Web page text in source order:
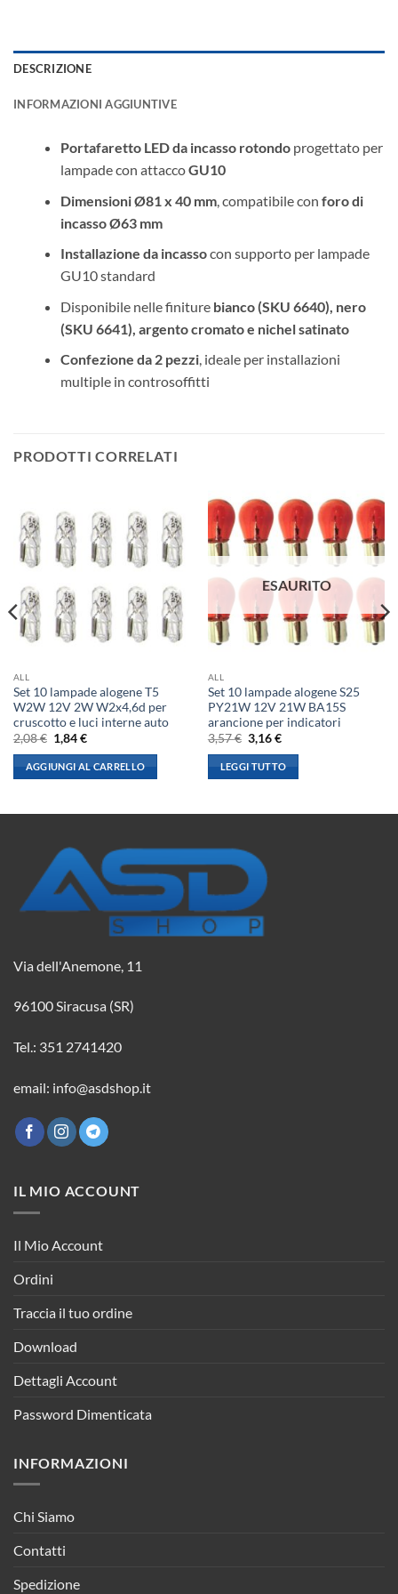
DESCRIZIONE
INFORMAZIONI AGGIUNTIVE
Portafaretto LED da incasso rotondoprogettato per
lampade con attaccoGU10
Dimensioni Ø81 x 40 mm, compatibile con foro di
incasso Ø63 mm
Installazione da incassocon supporto per lampade
GU10 standard
Disponibile nelle finiture bianco (SKU 6640), nero
(SKU 6641), argento cromato e nichel satinato
Confezione da 2 pezzi, ideale per installazioni
multiple in controsoffitti
PRODOTTI CORRELATI
ALL
Set 10 lampade alogene T5
W2W 12V 2W W2x4,6d per
cruscotto e luci interne auto
2,08€ Il
prezzo
originale
era:
2,08 €.
1,84€Il
attuale
è:
1,84 €.
AGGIUNGI AL CARRELLO
ESAURITO
ALL
Set 10 lampade alogene S25
PY21W 12V 21W BA15S
arancione per indicatori
3,57€ Il
prezzo
originale
era:
3,57 €.
3,16€Il
attuale
è:
3,16 €.
LEGGI TUTTO
Via dell'Anemone, 11
96100 Siracusa (SR)
Tel.: 351 2741420
email: info@asdshop.it
IL MIO ACCOUNT
Il Mio Account
Ordini
Traccia il tuo ordine
Download
Dettagli Account
Password Dimenticata
INFORMAZIONI
Chi Siamo
Contatti
Spedizione